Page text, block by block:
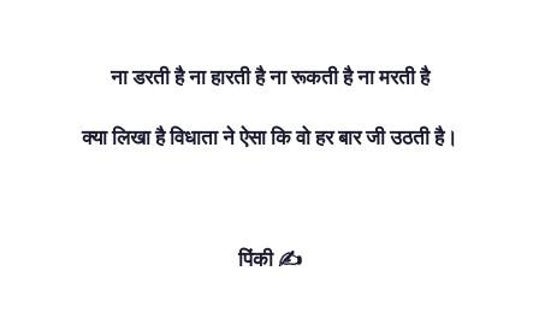
ना डरती है ना हारती है ना रूकती है ना मरती है
क्या लिखा है विधाता ने ऐसा कि वो हर बार जी उठती है।
पिंकी ✍️